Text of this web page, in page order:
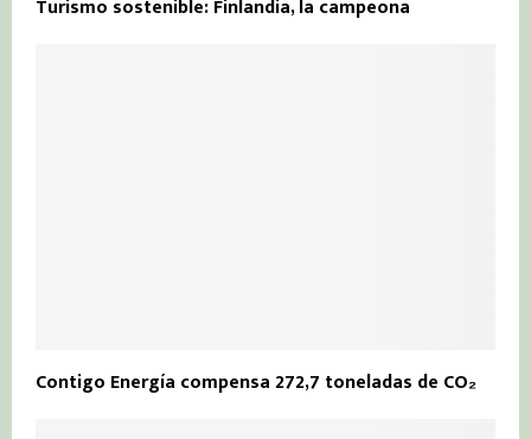
Turismo sostenible: Finlandia, la campeona
Contigo Energía compensa 272,7 toneladas de CO₂